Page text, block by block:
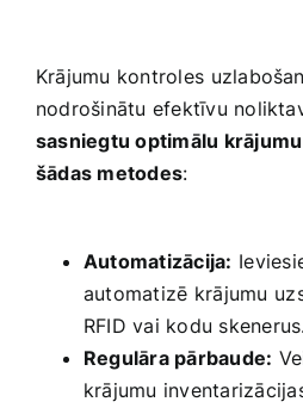
Krājumu kontroles
nodrošinātu efektīvu
sasniegtu optimālu
šādas metodes:
Automatizācija:
automatizē⁣ krājumu
RFID vai kodu skenerus.
Regulāra pārbaude:
krājumu